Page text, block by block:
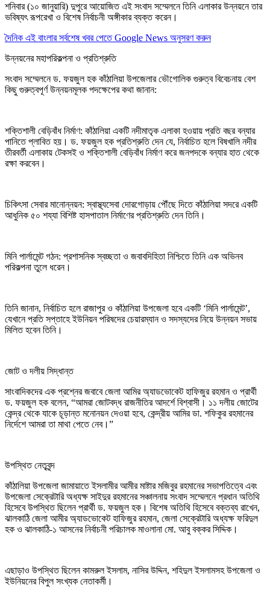
শনিবার (১০ জানুয়ারি) দুপুরে আয়োজিত এই সংবাদ সম্মেলনে তিনি এলাকার উন্নয়নে তার
ভবিষ্যৎ রূপরেখা ও বিশেষ নির্বাচনী অঙ্গীকার ব্যক্ত করেন।
দৈনিক এই বাংলার সর্বশেষ খবর পেতে Google News অনুসরণ করুন
​উন্নয়নের মহাপরিকল্পনা ও প্রতিশ্রুতি
​সংবাদ সম্মেলনে ড. ফয়জুল হক কাঁঠালিয়া উপজেলার ভৌগোলিক গুরুত্ব বিবেচনায় বেশ
কিছু গুরুত্বপূর্ণ উন্নয়নমূলক পদক্ষেপের কথা জানান:
​শক্তিশালী বেড়িবাঁধ নির্মাণ: কাঁঠালিয়া একটি নদীমাতৃক এলাকা হওয়ায় প্রতি বছর বন্যার
পানিতে প্লাবিত হয়। ড. ফয়জুল হক প্রতিশ্রুতি দেন যে, নির্বাচিত হলে বিষখালি নদীর
তীরবর্তী এলাকায় টেকসই ও শক্তিশালী বেড়িবাঁধ নির্মাণ করে জনপদকে বন্যার হাত থেকে
রক্ষা করবেন।
​চিকিৎসা সেবার মানোন্নয়ন: স্বাস্থ্যসেবা দোরগোড়ায় পৌঁছে দিতে কাঁঠালিয়া সদরে একটি
আধুনিক ৫০ শয্যা বিশিষ্ট হাসপাতাল নির্মাণের প্রতিশ্রুতি দেন তিনি।
​মিনি পার্লামেন্ট গঠন: প্রশাসনিক স্বচ্ছতা ও জবাবদিহিতা নিশ্চিতে তিনি এক অভিনব
পরিকল্পনা তুলে ধরেন।
তিনি জানান, নির্বাচিত হলে রাজাপুর ও কাঁঠালিয়া উপজেলা হবে একটি ‘মিনি পার্লামেন্ট’,
যেখানে প্রতি সপ্তাহে ইউনিয়ন পরিষদের চেয়ারম্যান ও সদস্যদের নিয়ে উন্নয়ন সভায়
মিলিত হবেন তিনি।
​জোট ও দলীয় সিদ্ধান্ত
​সাংবাদিকদের এক প্রশ্নের জবাবে জেলা আমির অ্যাডভোকেট হাফিজুর রহমান ও প্রার্থী
ড. ফয়জুল হক বলেন, “আমরা জোটবদ্ধ রাজনীতির আদর্শে বিশ্বাসী। ১১ দলীয় জোটের
কেন্দ্র থেকে যাকে চূড়ান্ত মনোনয়ন দেওয়া হবে, কেন্দ্রীয় আমির ডা. শফিকুর রহমানের
নির্দেশে আমরা তা মাথা পেতে নেব।”
​উপস্থিত নেতৃবৃন্দ
​কাঁঠালিয়া উপজেলা জামায়াতে ইসলামীর আমীর মাষ্টার মজিবুর রহমানের সভাপতিত্বে এবং
উপজেলা সেক্রেটারি অধ্যক্ষ সাইদুর রহমানের সঞ্চালনায় সংবাদ সম্মেলনে প্রধান অতিথি
হিসেবে উপস্থিত ছিলেন প্রার্থী ড. ফয়জুল হক। বিশেষ অতিথি হিসেবে বক্তব্য রাখেন, ​
ঝালকাঠি জেলা আমীর অ্যাডভোকেট হাফিজুর রহমান, জেলা সেক্রেটারি অধ্যক্ষ ফরিদুল
হক ও ঝালকাঠি-১ আসনের নির্বাচনী পরিচালক মাওলানা মো. আবু বক্কর সিদ্দিক।
​এছাড়াও উপস্থিত ছিলেন কামরুল ইসলাম, নাসির উদ্দিন, শহিদুল ইসলামসহ উপজেলা ও
ইউনিয়নের বিপুল সংখ্যক নেতাকর্মী।